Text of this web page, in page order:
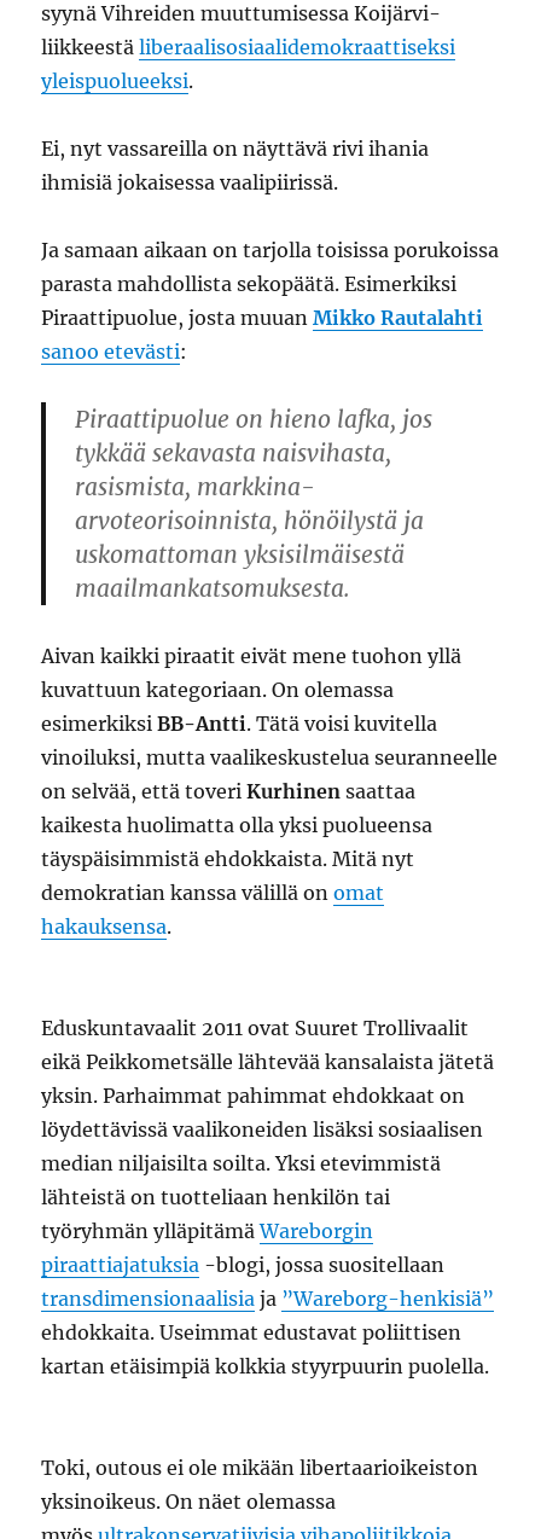
syynä Vihreiden muuttumisessa Koijärvi-
liikkeestäliberaalisosiaalidemokraattiseksi
yleispuolueeksi.
Ei, nyt vassareilla on näyttävä rivi ihania
ihmisiä jokaisessa vaalipiirissä.
Ja samaan aikaan on tarjolla toisissa porukoissa
parasta mahdollista sekopäätä. Esimerkiksi
Piraattipuolue, josta muuanMikko Rautalahti
sanoo etevästi:
Piraattipuolue on hieno lafka, jos
tykkää sekavasta naisvihasta,
rasismista, markkina-
arvoteorisoinnista, hönöilystä ja
uskomattoman yksisilmäisestä
maailmankatsomuksesta.
Aivan kaikki piraatit eivät mene tuohon yllä
kuvattuun kategoriaan. On olemassa
esimerkiksiBB-Antti. Tätä voisi kuvitella
vinoiluksi, mutta vaalikeskustelua seuranneelle
on selvää, että toveriKurhinen saattaa
kaikesta huolimatta olla yksi puolueensa
täyspäisimmistä ehdokkaista. Mitä nyt
demokratian kanssa välillä onomat
hakauksensa.
Eduskuntavaalit 2011 ovat Suuret Trollivaalit
eikä Peikkometsälle lähtevää kansalaista jätetä
yksin. Parhaimmat pahimmat ehdokkaat on
löydettävissä vaalikoneiden lisäksi sosiaalisen
median niljaisilta soilta. Yksi etevimmistä
lähteistä on tuotteliaan henkilön tai
työryhmän ylläpitämäWareborgin
piraattiajatuksia -blogi, jossa suositellaan
transdimensionaalisia ja ”Wareborg-henkisiä”
ehdokkaita. Useimmat edustavat poliittisen
kartan etäisimpiä kolkkia styyrpuurin puolella.
Toki, outous ei ole mikään libertaarioikeiston
yksinoikeus. On näet olemassa